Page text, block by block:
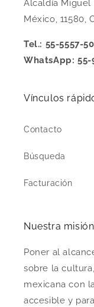
Alcaldía Miguel
México, 11580,
Tel.: 55-5557-
WhatsApp: 55-
Vínculos
Contacto
Búsqueda
Facturación
Nuestra misión
Poner al
sobre la
mexicana con
accesible y